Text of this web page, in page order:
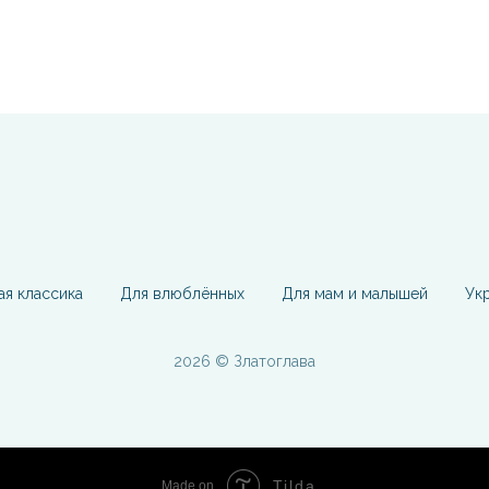
классика Для влюблённых Для мам и малышей
2026 © Златоглава
Made on